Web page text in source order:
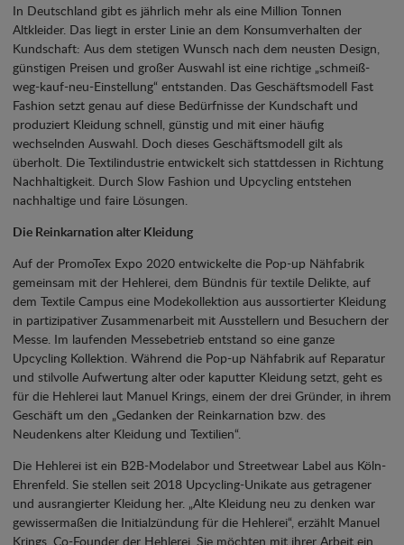
In Deutschland gibt es jährlich mehr als eine Million Tonnen
Altkleider. Das liegt in erster Linie an dem Konsumverhalten der
Kundschaft: Aus dem stetigen Wunsch nach dem neusten Design,
günstigen Preisen und großer Auswahl ist eine richtige „schmeiß-
weg-kauf-neu-Einstellung“ entstanden. Das Geschäftsmodell Fast
Fashion setzt genau auf diese Bedürfnisse der Kundschaft und
produziert Kleidung schnell, günstig und mit einer häufig
wechselnden Auswahl. Doch dieses Geschäftsmodell gilt als
überholt. Die Textilindustrie entwickelt sich stattdessen in Richtung
Nachhaltigkeit. Durch Slow Fashion und Upcycling entstehen
nachhaltige und faire Lösungen.
Die Reinkarnation alter Kleidung
Auf der PromoTex Expo 2020 entwickelte die Pop-up Nähfabrik
gemeinsam mit der Hehlerei, dem Bündnis für textile Delikte, auf
dem Textile Campus eine Modekollektion aus aussortierter Kleidung
in partizipativer Zusammenarbeit mit Ausstellern und Besuchern der
Messe. Im laufenden Messebetrieb entstand so eine ganze
Upcycling Kollektion. Während die Pop-up Nähfabrik auf Reparatur
und stilvolle Aufwertung alter oder kaputter Kleidung setzt, geht es
für die Hehlerei laut Manuel Krings, einem der drei Gründer, in ihrem
Geschäft um den „Gedanken der Reinkarnation bzw. des
Neudenkens alter Kleidung und Textilien“.
Die Hehlerei ist ein B2B-Modelabor und Streetwear Label aus Köln-
Ehrenfeld. Sie stellen seit 2018 Upcycling-Unikate aus getragener
und ausrangierter Kleidung her. „Alte Kleidung neu zu denken war
gewissermaßen die Initialzündung für die Hehlerei“, erzählt Manuel
Krings, Co-Founder der Hehlerei. Sie möchten mit ihrer Arbeit ein